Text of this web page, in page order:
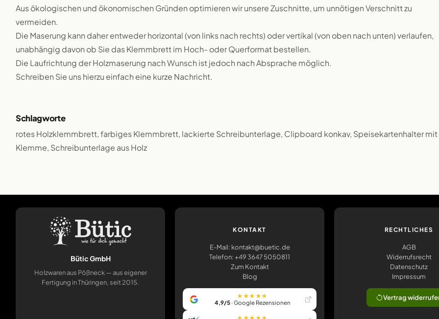
Aus ökologischen und ökonomischen Gründen optimieren wir unsere Zuschnitte, um unnötigen Verschnitt zu
vermeiden.
Die Maserung kann daher entweder horizontal (von links nach rechts) oder vertikal (von oben nach unten) verlaufen,
unabhängig davon ob Sie das Klemmbrett im Hoch- oder Querformat bestellen.
Die Laufrichtung der Holzmaserung nach Wunsch ist jedoch nach Absprache möglich.
Schreiben Sie uns hierzu einfach eine kurze Nachricht.
Schlagworte
rotes Holzklemmbrett, farbiges Klemmbrett, lackierte Schreibunterlage, Clipboard konkav, Speisekartenhalter mit
Klemme, Schreibunterlage aus Holz
Bütic GmbH
Holzwaren aus Pößneck — aus eigener
Fertigung in Thüringen, seit 2015.
KONTAKT
E-Mail: kontakt@buetic.de
Telefon: +49 3647 5050811
Zum Kontakt
Blog
★★★★★
4,9/5 · Google Rezensionen
RECHTLICHES
AGB
Widerrufsrecht
Datenschutz
Impressum
Vertrag